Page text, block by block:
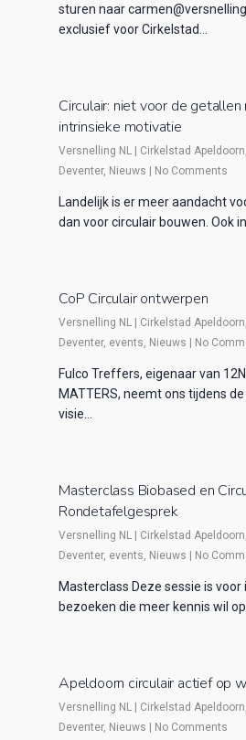
sturen naar
exclusief voor Cirkelstad…
Circulair: niet voor de getallen
intrinsieke motivatie
Versnelling NL | Cirkelstad Apeldoorn
Deventer, Nieuws | No Comments
Landelijk is er meer aandacht
dan voor circulair bouwen. Ook in
CoP Circulair ontwerpen
Versnelling NL | Cirkelstad Apeldoorn
Deventer, events, Nieuws | No
Fulco Treffers, eigenaar van
MATTERS, neemt ons tijdens
visie…
Masterclass Biobased en
Rondetafelgesprek
Versnelling NL | Cirkelstad Apeldoorn
Deventer, events, Nieuws | No
Masterclass Deze sessie is voor
bezoeken die meer kennis wil
Apeldoorn circulair actief op
Versnelling NL | Cirkelstad Apeldoorn
Deventer, Nieuws | No Comments